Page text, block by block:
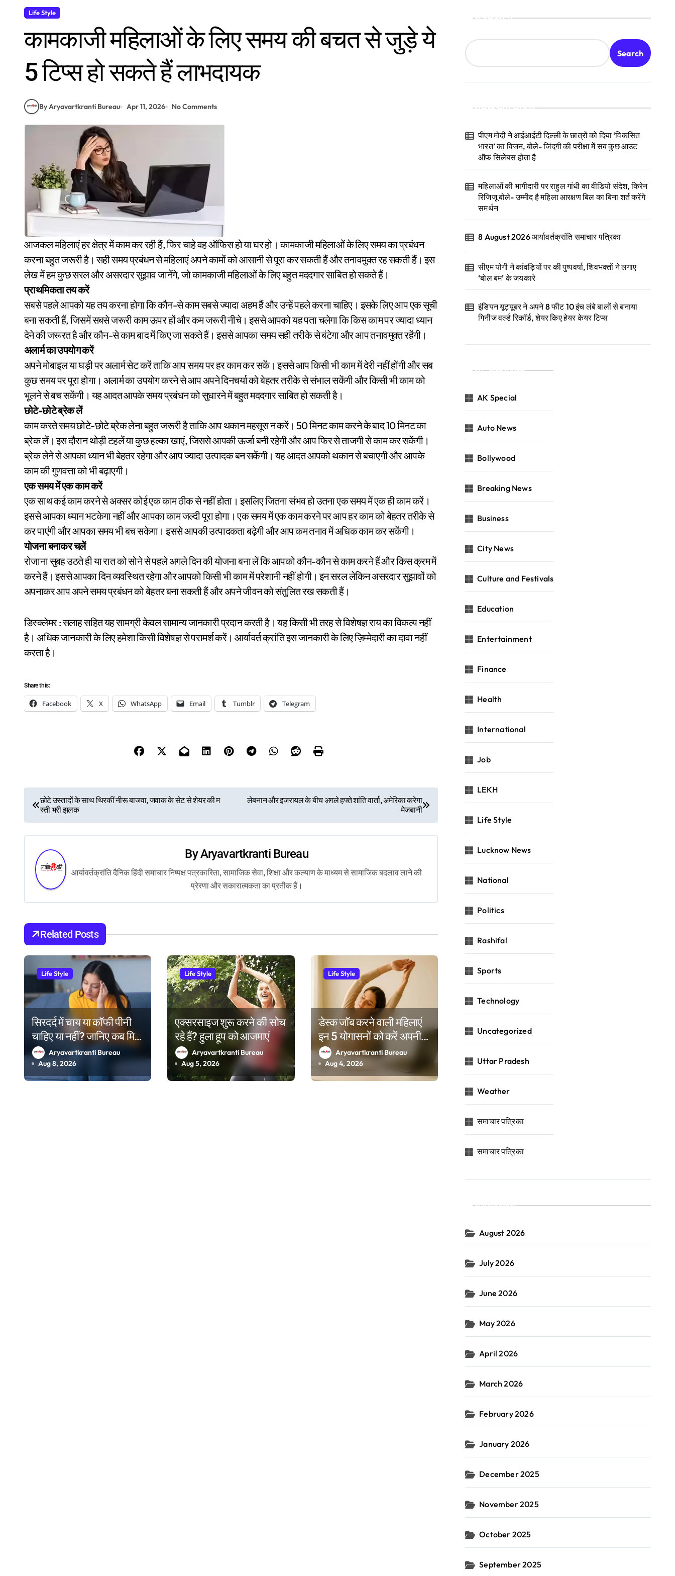
Life Style
कामकाजी महिलाओं के लिए समय की बचत से जुड़े ये
5 टिप्स हो सकते हैं लाभदायक
By Aryavartkranti Bureau Apr 11, 2026 No Comments
आजकल महिलाएं हर क्षेत्र में काम कर रही हैं, फिर चाहे वह ऑफिस हो या घर हो। कामकाजी महिलाओं के लिए समय का प्रबंधन
करना बहुत जरूरी है। सही समय प्रबंधन से महिलाएं अपने कामों को आसानी से पूरा कर सकती हैं और तनावमुक्त रह सकती हैं। इस
लेख में हम कुछ सरल और असरदार सुझाव जानेंगे, जो कामकाजी महिलाओं के लिए बहुत मददगार साबित हो सकते हैं।
प्राथमिकता तय करें
सबसे पहले आपको यह तय करना होगा कि कौन-से काम सबसे ज्यादा अहम हैं और उन्हें पहले करना चाहिए। इसके लिए आप एक सूची
बना सकती हैं, जिसमें सबसे जरूरी काम ऊपर हों और कम जरूरी नीचे। इससे आपको यह पता चलेगा कि किस काम पर ज्यादा ध्यान
देने की जरूरत है और कौन-से काम बाद में किए जा सकते हैं। इससे आपका समय सही तरीके से बंटेगा और आप तनावमुक्त रहेंगी।
अलार्म का उपयोग करें
अपने मोबाइल या घड़ी पर अलार्म सेट करें ताकि आप समय पर हर काम कर सकें। इससे आप किसी भी काम में देरी नहीं होंगी और सब
कुछ समय पर पूरा होगा। अलार्म का उपयोग करने से आप अपने दिनचर्या को बेहतर तरीके से संभाल सकेंगी और किसी भी काम को
भूलने से बच सकेंगी। यह आदत आपके समय प्रबंधन को सुधारने में बहुत मददगार साबित हो सकती है।
छोटे-छोटे ब्रेक लें
काम करते समय छोटे-छोटे ब्रेक लेना बहुत जरूरी है ताकि आप थकान महसूस न करें। 50 मिनट काम करने के बाद 10 मिनट का
ब्रेक लें। इस दौरान थोड़ी टहलें या कुछ हल्का खाएं, जिससे आपकी ऊर्जा बनी रहेगी और आप फिर से ताजगी से काम कर सकेंगी।
ब्रेक लेने से आपका ध्यान भी बेहतर रहेगा और आप ज्यादा उत्पादक बन सकेंगी। यह आदत आपको थकान से बचाएगी और आपके
काम की गुणवत्ता को भी बढ़ाएगी।
एक समय में एक काम करें
एक साथ कई काम करने से अक्सर कोई एक काम ठीक से नहीं होता। इसलिए जितना संभव हो उतना एक समय में एक ही काम करें।
इससे आपका ध्यान भटकेगा नहीं और आपका काम जल्दी पूरा होगा। एक समय में एक काम करने पर आप हर काम को बेहतर तरीके से
कर पाएंगी और आपका समय भी बच सकेगा। इससे आपकी उत्पादकता बढ़ेगी और आप कम तनाव में अधिक काम कर सकेंगी।
योजना बनाकर चलें
रोजाना सुबह उठते ही या रात को सोने से पहले अगले दिन की योजना बना लें कि आपको कौन-कौन से काम करने हैं और किस क्रम में
करने हैं। इससे आपका दिन व्यवस्थित रहेगा और आपको किसी भी काम में परेशानी नहीं होगी। इन सरल लेकिन असरदार सुझावों को
अपनाकर आप अपने समय प्रबंधन को बेहतर बना सकती हैं और अपने जीवन को संतुलित रख सकती हैं।
डिस्क्लेमर : सलाह सहित यह सामग्री केवल सामान्य जानकारी प्रदान करती है। यह किसी भी तरह से विशेषज्ञ राय का विकल्प नहीं
है। अधिक जानकारी के लिए हमेशा किसी विशेषज्ञ से परामर्श करें। आर्यावर्त क्रांति इस जानकारी के लिए ज़िम्मेदारी का दावा नहीं
करता है।
Share this:
Facebook X WhatsApp Email Tumblr Telegram
o
s
a
v
i
g
t
n
छोटे उस्तादों के साथ थिरकीं नीरू बाजवा, जवाक के सेट से शेयर की म
स्ती भरी झलक
लेबनान और इजरायल के बीच अगले हफ्ते शांति वार्ता, अमेरिका करेगा
मेजबानी
ByAryavartkranti Bureau
आर्यावर्तक्रांति दैनिक हिंदी समाचार निष्पक्ष पत्रकारिता, सामाजिक सेवा, शिक्षा और कल्याण के माध्यम से सामाजिक बदलाव लाने की
प्रेरणा और सकारात्मकता का प्रतीक हैं।
Related Posts
Life Style
सिरदर्द में चाय या कॉफी पीनी
चाहिए या नहीं? जानिए कब मिल
सकती है राहत और कब बढ़
सकती है परेशानी
Aryavartkranti Bureau
Aug 8, 2026
Life Style
एक्सरसाइज शुरू करने की सोच
रहे हैं? हुला हूप को आजमाएं
Aryavartkranti Bureau
Aug 5, 2026
Life Style
डेस्क जॉब करने वाली महिलाएं
इन 5 योगासनों को करें अपनी
दिनचर्या में शामिल
Aryavartkranti Bureau
Aug 4, 2026
Search
Search
Recent Posts
पीएम मोदी ने आईआईटी दिल्ली के छात्रों को दिया ‘विकसित
भारत’ का विजन, बोले- जिंदगी की परीक्षा में सब कुछ आउट
ऑफ सिलेबस होता है
महिलाओं की भागीदारी पर राहुल गांधी का वीडियो संदेश, किरेन
रिजिजू बोले- उम्मीद है महिला आरक्षण बिल का बिना शर्त करेंगे
समर्थन
8 August 2026 आर्यावर्तक्रांति समाचार पत्रिका
सीएम योगी ने कांवड़ियों पर की पुष्पवर्षा, शिवभक्तों ने लगाए
‘बोल बम’ के जयकारे
इंडियन यूट्यूबर ने अपने 8 फीट 10 इंच लंबे बालों से बनाया
गिनीज वर्ल्ड रिकॉर्ड, शेयर किए हेयर केयर टिप्स
Categories
AK Special
Auto News
Bollywood
Breaking News
Business
City News
Culture and Festivals
Education
Entertainment
Finance
Health
International
Job
LEKH
Life Style
Lucknow News
National
Politics
Rashifal
Sports
Technology
Uncategorized
Uttar Pradesh
Weather
समाचार पत्रिका
समाचार पत्रिका
Archives
August 2026
July 2026
June 2026
May 2026
April 2026
March 2026
February 2026
January 2026
December 2025
November 2025
October 2025
September 2025